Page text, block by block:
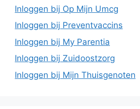
Inloggen bij Op Mijn Umcg
Inloggen bij Preventvaccins
Inloggen bij My Parentia
Inloggen bij Zuidoostzorg
Inloggen bij Mijn Thuisgenoten